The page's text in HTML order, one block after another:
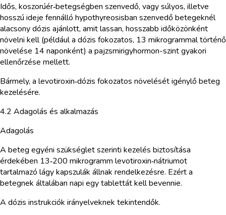
Idős, koszorúér‑betegségben szenvedő, vagy súlyos, illetve
hosszú ideje fennálló hypothyreosisban szenvedő betegeknél
alacsony dózis ajánlott, amit lassan, hosszabb időközönként
növelni kell (például a dózis fokozatos, 13 mikrogrammal történő
növelése 14 naponként) a pajzsmirigyhormon-szint gyakori
ellenőrzése mellett.
Bármely, a levotiroxin‑dózis fokozatos növelését igénylő beteg
kezelésére.
4.2 Adagolás és alkalmazás
Adagolás
A beteg egyéni szükséglet szerinti kezelés biztosítása
érdekében 13‑200 mikrogramm levotiroxin‑nátriumot
tartalmazó lágy kapszulák állnak rendelkezésre. Ezért a
betegnek általában napi egy tablettát kell bevennie.
A dózis instrukciók irányelveknek tekintendők.